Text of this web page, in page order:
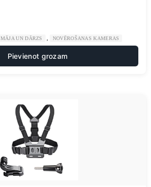
MĀJA UN DĀRZS NOVĒROŠANAS KAMERAS
Pievienot grozam